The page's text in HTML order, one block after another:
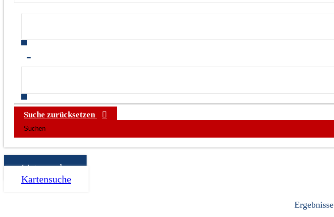
-
Suche zurücksetzen
Listensuche
Kartensuche
Ergebnisse